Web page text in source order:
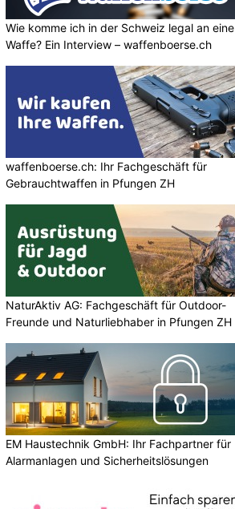
Wie komme ich in der Schweiz legal an eine
Waffe? Ein Interview – waffenboerse.ch
waffenboerse.ch: Ihr Fachgeschäft für
Gebrauchtwaffen in Pfungen ZH
NaturAktiv AG: Fachgeschäft für Outdoor-
Freunde und Naturliebhaber in Pfungen ZH
EM Haustechnik GmbH: Ihr Fachpartner für
Alarmanlagen und Sicherheitslösungen